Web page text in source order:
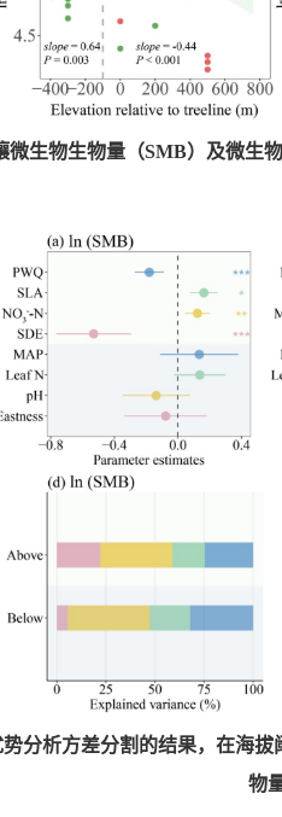
微生物生物量（SMB）及微生
分析方差分割的结果，在海
物